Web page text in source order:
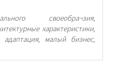
своеобра¬зия,
характеристики,
адаптация, малый бизнес,